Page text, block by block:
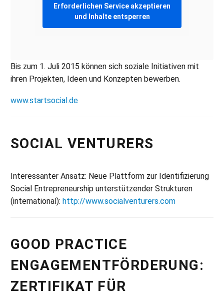
Erforderlichen Service akzeptieren
und Inhalte entsperren
Bis zum 1. Juli 2015 können sich soziale Initiativen mit
ihren Projekten, Ideen und Konzepten bewerben.
www.startsocial.de
SOCIAL VENTURERS
Interessanter Ansatz: Neue Plattform zur Identifizierung
Social Entrepreneurship unterstützender Strukturen
(international): http://www.socialventurers.com
GOOD PRACTICE
ENGAGEMENTFÖRDERUNG:
ZERTIFIKAT FÜR